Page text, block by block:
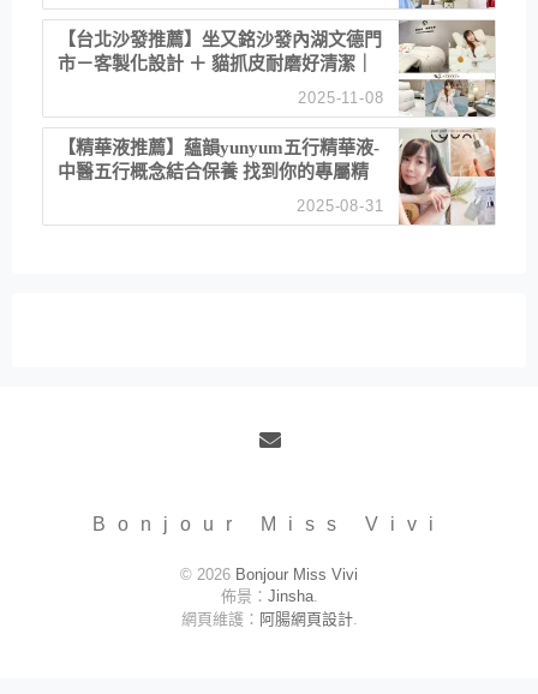
【台北沙發推薦】坐又銘沙發內湖文德門
市－客製化設計 ＋ 貓抓皮耐磨好清潔｜
直營直銷、價格透明 高CP值打造夢想
2025-11-08
【精華液推薦】蘊韻yunyum五行精華液-
中醫五行概念結合保養 找到你的專屬精
華！ 水㊀土㊀就選「潤・賦精華」維持
2025-08-31
Bonjour Miss Vivi
© 2026 Bonjour Miss Vivi
佈景： Jinsha.
網頁維護： 阿腸網頁設計.